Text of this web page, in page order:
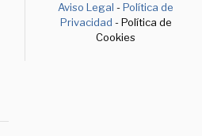
Aviso Legal -Política de
Privacidad - Política de
Cookies